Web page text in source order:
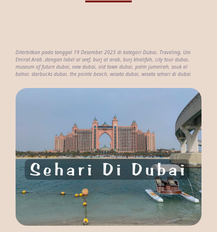
Diterbitkan pada tanggal 19 Desember 2023 di kategori Dubai, Traveling, Uni
Emirat Arab ,dengan label al seef, burj al arab, burj khalifah, city tour dubai,
museum of future dubai, new dubai, old town dubai, palm jumeirah, souk al
bahar, starbucks dubai, the pointe beach, wisata dubai, wisata sehari di dubai